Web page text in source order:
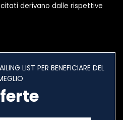
derivano dalle rispettive
LIST PER BENEFICIARE DEL